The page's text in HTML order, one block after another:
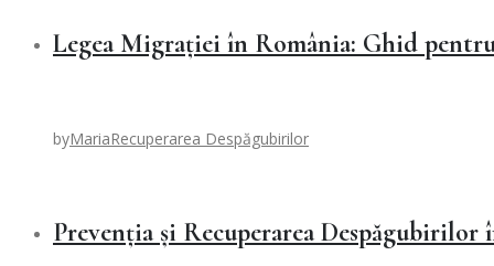
Legea Migrației în România: Ghid
byMariaRecuperarea Despăgubirilor
Prevenția și Recuperarea